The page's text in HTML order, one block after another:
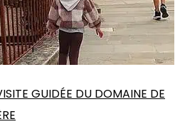
GUIDÉE DU DOMAINE DE